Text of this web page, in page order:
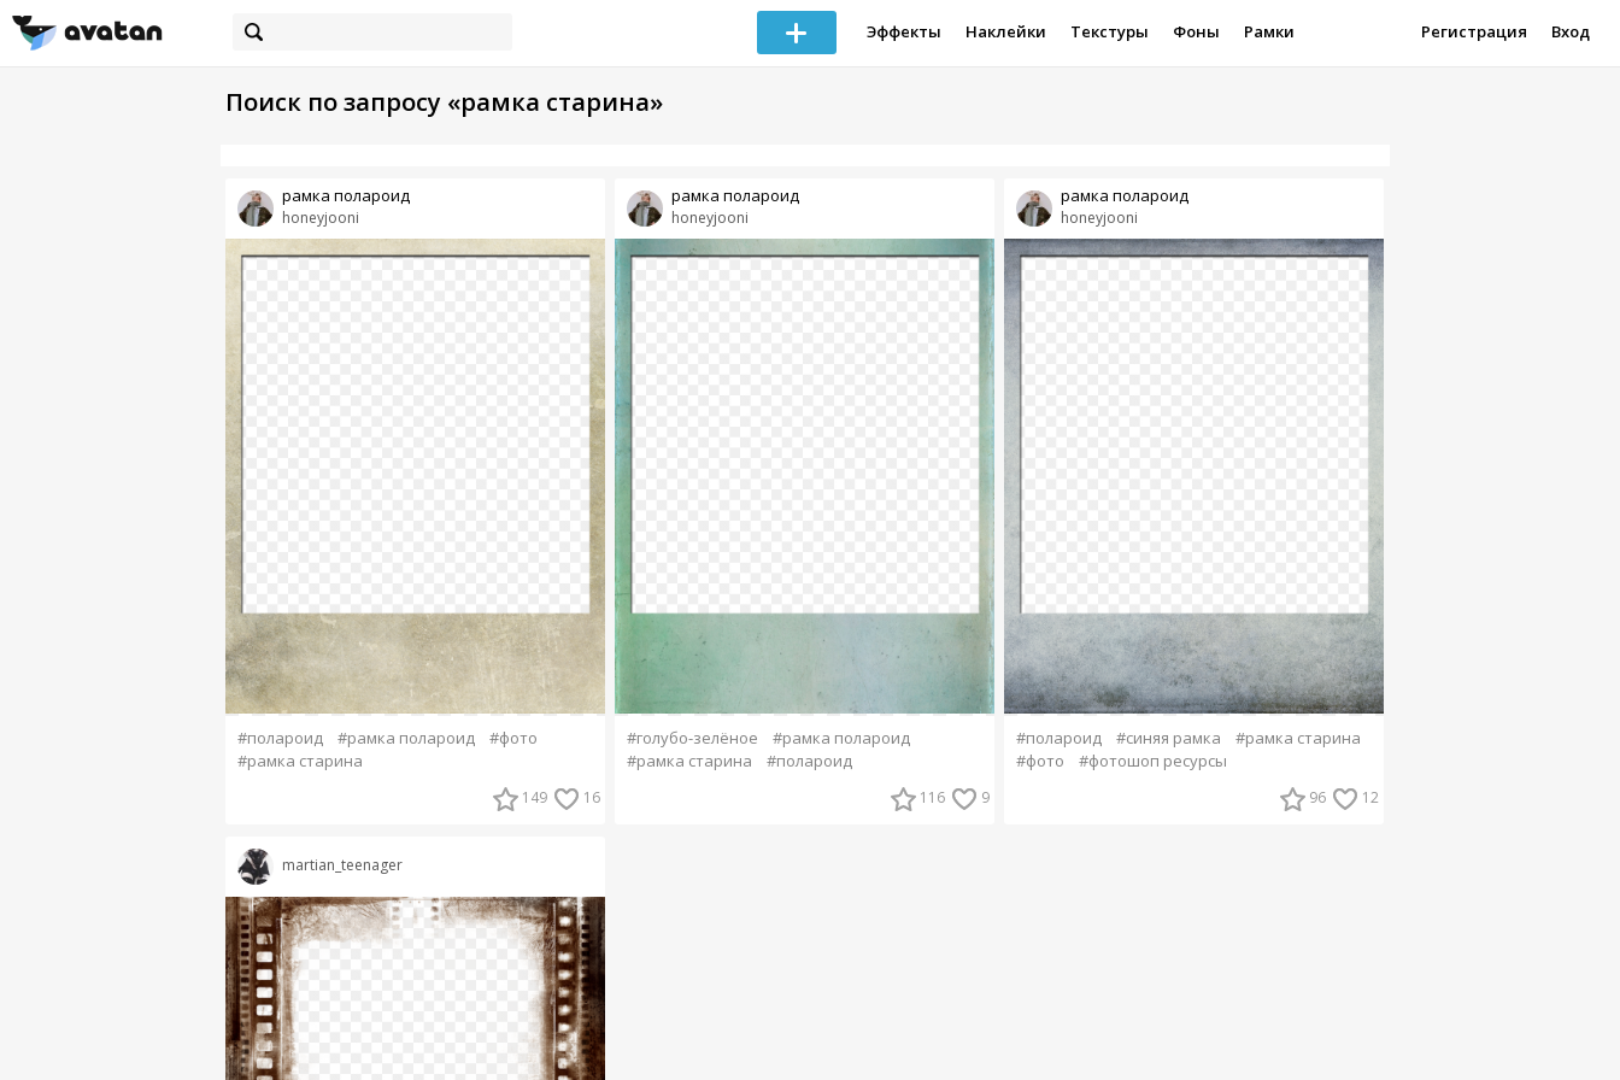
Эффекты Наклейки Текстуры Фоны Рамки Регистрация Вход
Поиск по запросу «рамка старина»
honeyjooni
рамка полароид
#полароид #рамка полароид
#фото
#рамка старина
149 16
martian_teenager
honeyjooni
рамка полароид
#голубо-зелёное
#рамка полароид
#рамка старина
#полароид
116 9
honeyjooni
рамка полароид
#полароид #синяя рамка
#рамка старина
#фото
#фотошоп ресурсы
96 12